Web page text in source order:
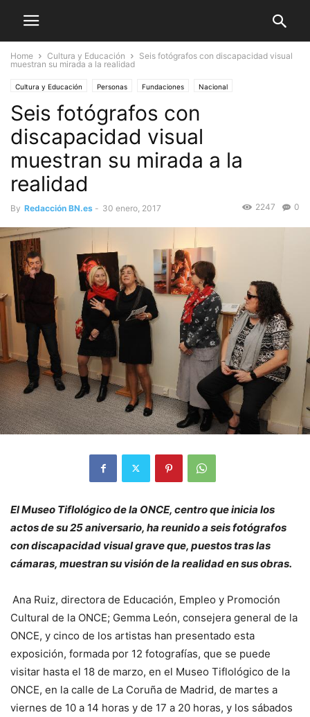
Home Cultura y Educación
Seis fotógrafos con discapacidad visual
muestran su mirada a la realidad
Cultura y Educación Personas Fundaciones Nacional
Seis fotógrafos con
discapacidad visual
muestran su mirada a la
realidad
By Redacción BN.es - 30 enero, 2017 0
2247
El Museo Tiflológico de la ONCE, centro que inicia los
actos de su 25 aniversario, ha reunido a seis fotógrafos
con discapacidad visual grave que, puestos tras las
cámaras, muestran su visión de la realidad en sus obras.
Ana Ruiz, directora de Educación, Empleo y Promoción
Cultural de la ONCE; Gemma León, consejera general de la
ONCE, y cinco de los artistas han presentado esta
exposición, formada por 12 fotografías, que se puede
visitar hasta el 18 de marzo, en el Museo Tiflológico de la
ONCE, en la calle de La Coruña de Madrid, de martes a
viernes de 10 a 14 horas y de 17 a 20 horas, y los sábados